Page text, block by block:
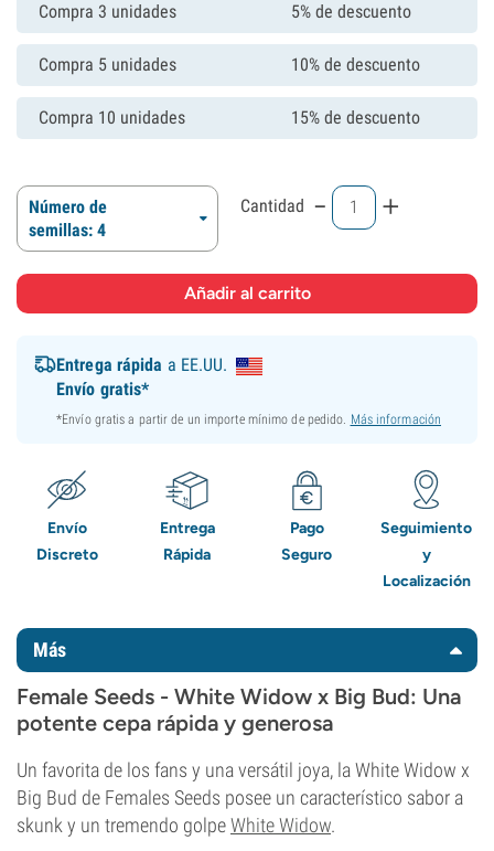
Compra 3 unidades 5% de descuento
Compra 5 unidades 10% de descuento
Compra 10 unidades 15% de descuento
Número de
semillas: 4
Cantidad - +
Entrega rápida a EE.UU.
Envío gratis*
*Envío gratis a partir de un importe mínimo de pedido. Más información
Envío
Discreto
Entrega
Rápida
Pago
Seguro
Seguimiento
y
Localización
Más
Female Seeds - White Widow x Big Bud: Una
potente cepa rápida y generosa
Un favorita de los fans y una versátil joya, la White Widow x
Big Bud de Females Seeds posee un característico sabor a
skunk y un tremendo golpeWhite Widow.